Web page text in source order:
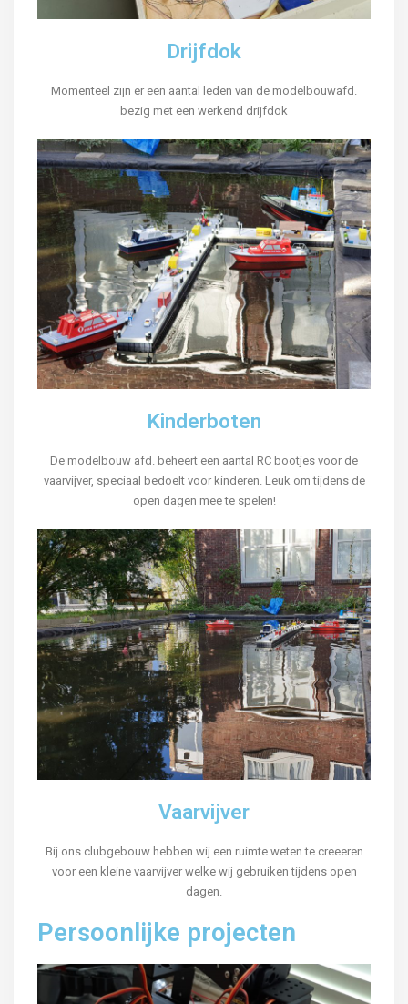
Drijfdok
Momenteel zijn er een aantal leden van de modelbouwafd.
bezig met een werkend drijfdok
Kinderboten
De modelbouw afd. beheert een aantal RC bootjes voor de
vaarvijver, speciaal bedoelt voor kinderen. Leuk om tijdens de
open dagen mee te spelen!
Vaarvijver
Bij ons clubgebouw hebben wij een ruimte weten te creeeren
voor een kleine vaarvijver welke wij gebruiken tijdens open
dagen.
Persoonlijke projecten